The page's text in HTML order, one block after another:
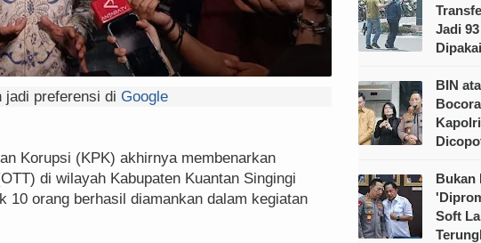
jadi preferensi di Google
Korupsi (KPK) akhirnya membenarkan
di wilayah Kabupaten Kuantan Singingi
10 orang berhasil diamankan dalam kegiatan
Jadi
BIN
Bukan
Soft